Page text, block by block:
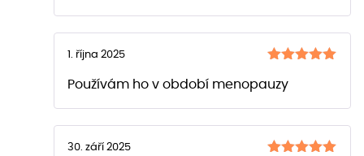
5z 5
1. října 2025
Používám ho v období menopauzy
30. září 2025